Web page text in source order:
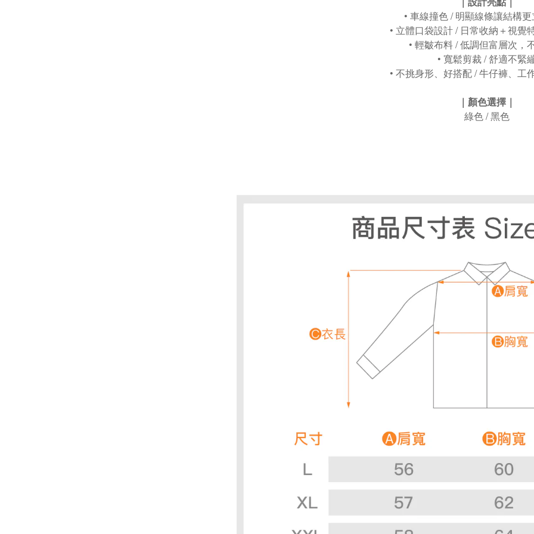
• 車線撞色 / 明顯線條讓結構
• 立體口袋設計 / 日常收納＋視覺
• 輕皺布料 / 低調但富層次，
• 寬鬆剪裁 / 舒適不緊
• 不挑身形、好搭配 / 牛仔褲、工
｜顏色選擇｜
綠色 / 黑色